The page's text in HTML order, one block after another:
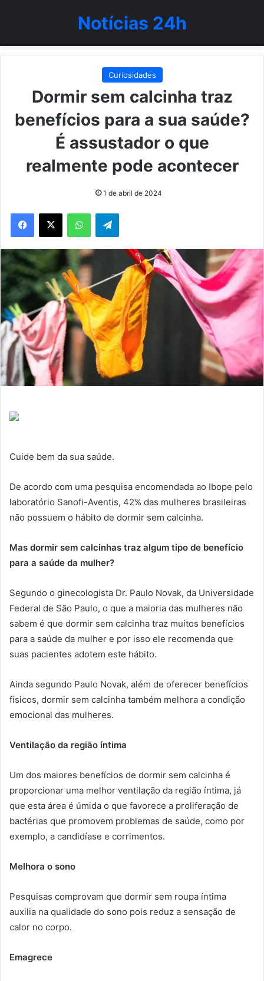
Notícias 24h
Curiosidades
Dormir sem calcinha traz
benefícios para a sua saúde?
É assustador o que
realmente pode acontecer
1 de abril de 2024
WhatsAppTelegram
Cuide bem da sua saúde.
De acordo com uma pesquisa encomendada ao Ibope pelo
laboratório Sanofi-Aventis, 42% das mulheres brasileiras
não possuem o hábito de dormir sem calcinha.
Mas dormir sem calcinhas traz algum tipo de benefício
para a saúde da mulher?
Segundo o ginecologista Dr. Paulo Novak, da Universidade
Federal de São Paulo, o que a maioria das mulheres não
sabem é que dormir sem calcinha traz muitos benefícios
para a saúde da mulher e por isso ele recomenda que
suas pacientes adotem este hábito.
Ainda segundo Paulo Novak, além de oferecer benefícios
físicos, dormir sem calcinha também melhora a condição
emocional das mulheres.
Ventilação da região íntima
Um dos maiores benefícios de dormir sem calcinha é
proporcionar uma melhor ventilação da região íntima, já
que esta área é úmida o que favorece a proliferação de
bactérias que promovem problemas de saúde, como por
exemplo, a candidíase e corrimentos.
Melhora o sono
Pesquisas comprovam que dormir sem roupa íntima
auxilia na qualidade do sono pois reduz a sensação de
calor no corpo.
Emagrece